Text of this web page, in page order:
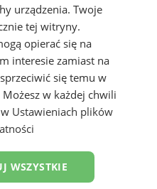
urządzenia. Twoje
tej witryny.
opierać się na
interesie zamiast na
się temu w
Możesz w każdej chwili
Ustawieniach plików
WSZYSTKIE